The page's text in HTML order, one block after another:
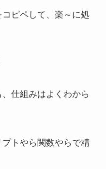
ピペして、楽～に処
仕組みはよくわから
トやら関数やらで精